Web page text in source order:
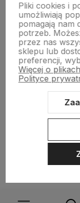
O nas
Sklep internetowy
Pliki cookies i
umożliwiają
pomagają nam
potrzeb.
przez nas
sklepu lub
preferencji,
Więcej o
Polityce